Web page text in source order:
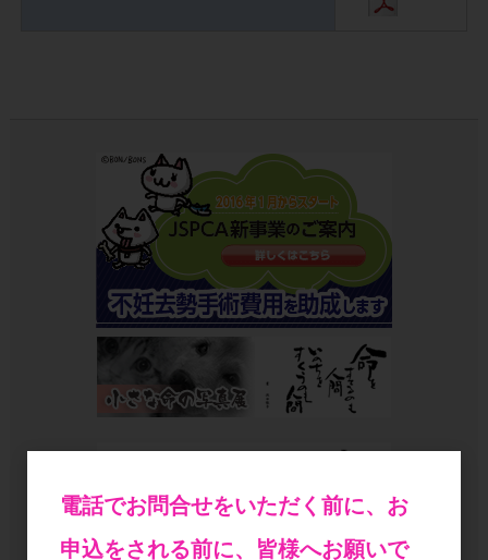
電話でお問合せをいただく前に、お
申込をされる前に、皆様へお願いで